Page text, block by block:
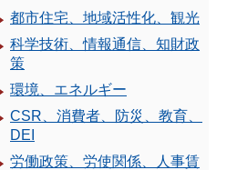
都市住宅、地域活性化、観光
科学技術、情報通信、知財政
策
環境、エネルギー
CSR、消費者、防災、教育、
DEI
労働政策、労使関係、人事賃